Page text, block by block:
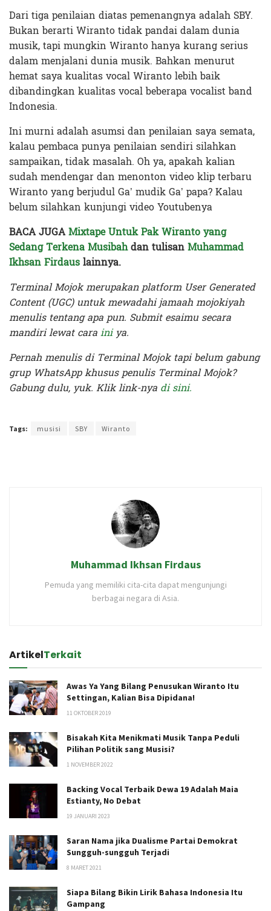
Dari tiga penilaian diatas pemenangnya adalah SBY.
Bukan berarti Wiranto tidak pandai dalam dunia
musik, tapi mungkin Wiranto hanya kurang serius
dalam menjalani dunia musik. Bahkan menurut
hemat saya kualitas vocal Wiranto lebih baik
dibandingkan kualitas vocal beberapa vocalist band
Indonesia.
Ini murni adalah asumsi dan penilaian saya semata,
kalau pembaca punya penilaian sendiri silahkan
sampaikan, tidak masalah. Oh ya, apakah kalian
sudah mendengar dan menonton video klip terbaru
Wiranto yang berjudul Ga’ mudik Ga’ papa? Kalau
belum silahkan kunjungi video Youtubenya
BACA JUGAMixtape Untuk Pak Wiranto yang
Sedang Terkena Musibahdan tulisanMuhammad
Ikhsan Firdauslainnya.
Terminal Mojok merupakan platform User Generated
Content (UGC) untuk mewadahi jamaah mojokiyah
menulis tentang apa pun. Submit esaimu secara
mandiri lewat carainiya.
Pernah menulis di Terminal Mojok tapi belum gabung
grup WhatsApp khusus penulis Terminal Mojok?
Gabung dulu, yuk. Klik link-nya di sini.
Tags: musisi SBY Wiranto
Muhammad Ikhsan Firdaus
Pemuda yang memiliki cita-cita dapat mengunjungi
berbagai negara di Asia.
ArtikelTerkait
Awas Ya Yang Bilang Penusukan Wiranto Itu
Settingan, Kalian Bisa Dipidana!
11 OKTOBER 2019
Bisakah Kita Menikmati Musik Tanpa Peduli
Pilihan Politik sang Musisi?
1 NOVEMBER 2022
Backing Vocal Terbaik Dewa 19 Adalah Maia
Estianty, No Debat
19 JANUARI 2023
Saran Nama jika Dualisme Partai Demokrat
Sungguh-sungguh Terjadi
8 MARET 2021
Siapa Bilang Bikin Lirik Bahasa Indonesia Itu
Gampang